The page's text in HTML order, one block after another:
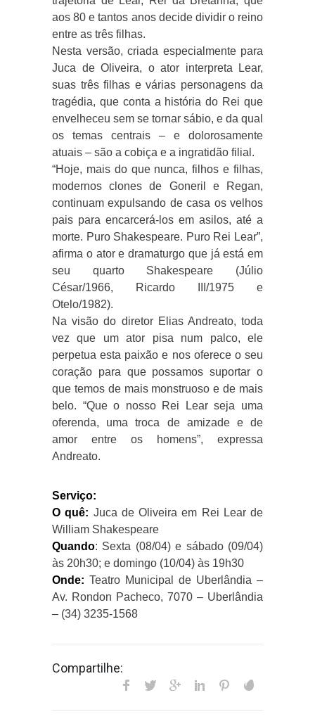
aos 80 e tantos anos decide dividir o reino
entre as três filhas.
Nesta versão, criada especialmente para
Juca de Oliveira, o ator interpreta Lear,
suas três filhas e várias personagens da
tragédia, que conta a história do Rei que
envelheceu sem se tornar sábio, e da qual
os temas centrais – e dolorosamente
atuais – são a cobiça e a ingratidão filial.
“Hoje, mais do que nunca, filhos e filhas,
modernos clones de Goneril e Regan,
continuam expulsando de casa os velhos
pais para encarcerá-los em asilos, até a
morte. Puro Shakespeare. Puro Rei Lear”,
afirma o ator e dramaturgo que já está em
seu quarto Shakespeare (Júlio
César/1966, Ricardo III/1975 e
Otelo/1982).
Na visão do diretor Elias Andreato, toda
vez que um ator pisa num palco, ele
perpetua esta paixão e nos oferece o seu
coração para que possamos suportar o
que temos de mais monstruoso e de mais
belo. “Que o nosso Rei Lear seja uma
oferenda, uma troca de amizade e de
amor entre os homens”, expressa
Andreato.
Serviço:
O quê: Juca de Oliveira em Rei Lear de
William Shakespeare
Quando: Sexta (08/04) e sábado (09/04)
às 20h30; e domingo (10/04) às 19h30
Onde: Teatro Municipal de Uberlândia –
Av. Rondon Pacheco, 7070 – Uberlândia
– (34) 3235-1568
Compartilhe: